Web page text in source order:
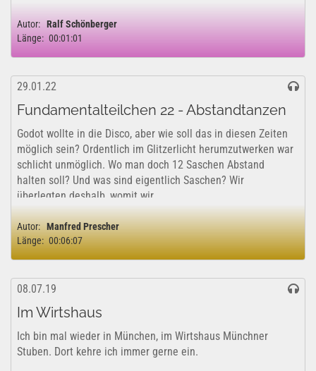
Autor: Ralf Schönberger
Länge: 00:01:01
29.01.22
Fundamentalteilchen 22 - Abstandtanzen
Godot wollte in die Disco, aber wie soll das in diesen Zeiten
möglich sein? Ordentlich im Glitzerlicht herumzutwerken war
schlicht unmöglich. Wo man doch 12 Saschen Abstand
halten soll? Und was sind eigentlich Saschen? Wir
überlegten deshalb, womit wir...
Autor: Manfred Prescher
Länge: 00:06:07
08.07.19
Im Wirtshaus
Ich bin mal wieder in München, im Wirtshaus Münchner
Stuben. Dort kehre ich immer gerne ein.